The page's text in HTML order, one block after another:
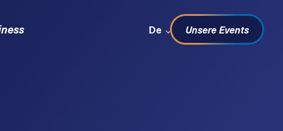
Sprachwechsel
De Unsere Events